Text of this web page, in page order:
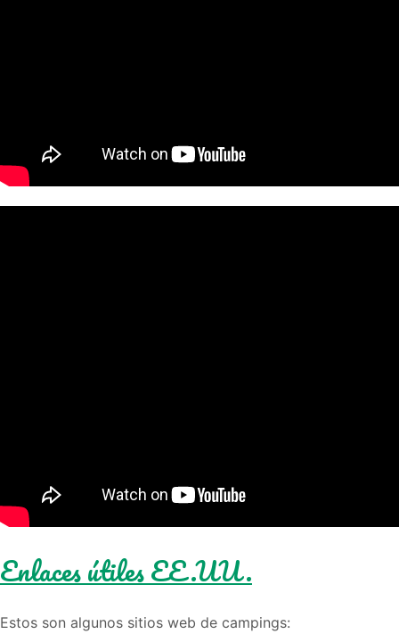
Enlaces útiles EE.UU.
Estos son algunos sitios web de campings: